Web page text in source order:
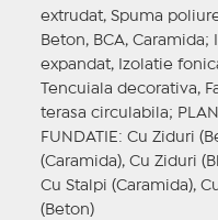
extrudat, Spuma
Beton, BCA, Caramida;
expandat, Izolatie
Tencuiala decorativa,
terasa circulabila;
FUNDATIE : Cu Ziduri
(Caramida), Cu Ziduri
Cu Stalpi (Caramida),
(Beton)